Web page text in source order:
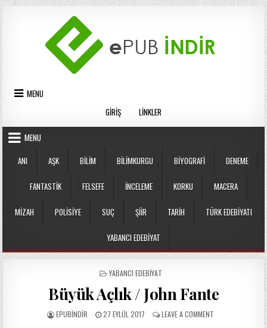
Skip
to
content
MENU
GIRIŞ
LINKLER
MENU
ANI
AŞK BILIM BILIMKURGU BIYOGRAFI DENEME
FANTASTIK FELSEFE İNCELEME KORKU MACERA
MIZAH POLISIYE SUÇ ŞIIR TARIH TÜRK EDEBIYATI
YABANCI EDEBIYAT
POSTED
YABANCI EDEBIYAT
Büyük Açlık / John Fante
AUTHOR:
EPUBINDIR
PUBLISHED
27 EYLÜL 2017 LEAVE A COMMENT